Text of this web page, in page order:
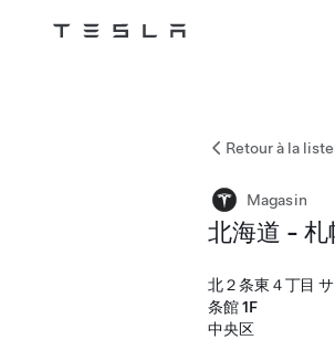
Tesla
Retour à la liste
Magasin
北海道 - 札
北２条東４丁目
条館 1F
中央区